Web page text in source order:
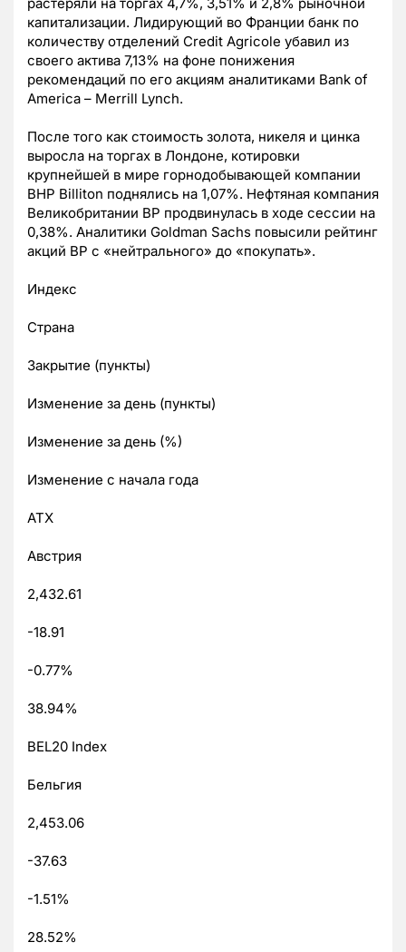
растеряли на торгах 4,7%, 3,51% и 2,8% рыночной
капитализации. Лидирующий во Франции банк по
количеству отделений Credit Agricole убавил из
своего актива 7,13% на фоне понижения
рекомендаций по его акциям аналитиками Bank of
America – Merrill Lynch.
После того как стоимость золота, никеля и цинка
выросла на торгах в Лондоне, котировки
крупнейшей в мире горнодобывающей компании
BHP Billiton поднялись на 1,07%. Нефтяная компания
Великобритании BP продвинулась в ходе сессии на
0,38%. Аналитики Goldman Sachs повысили рейтинг
акций BP с «нейтрального» до «покупать».
Индекс
Страна
Закрытие (пункты)
Изменение за день (пункты)
Изменение за день (%)
Изменение с начала года
ATX
Австрия
2,432.61
-18.91
-0.77%
38.94%
BEL20 Index
Бельгия
2,453.06
-37.63
-1.51%
28.52%